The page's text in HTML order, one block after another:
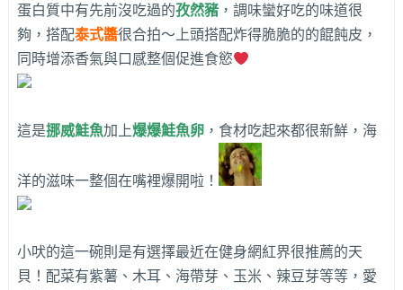
蛋白質中有先前沒吃過的孜然豬，調味蠻好吃的味道很
夠，搭配泰式醬很合拍～上頭搭配炸得脆脆的的餛飩皮，
同時增添香氣與口感整個促進食慾
這是挪威鮭魚加上爆爆鮭魚卵，食材吃起來都很新鮮，海
洋的滋味一整個在嘴裡爆開啦！
小吠的這一碗則是有選擇最近在健身網紅界很推薦的天
貝！配菜有紫薯、木耳、海帶芽、玉米、辣豆芽等等，愛